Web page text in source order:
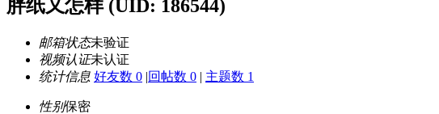
胖纸又怎样 (UID: 186544)
邮箱状态未验证
视频认证未认证
统计信息 好友数 0 |回帖数 0 | 主题数 1
性别保密